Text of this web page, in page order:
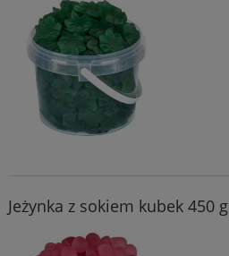
Jeżynka z sokiem kubek 450 g